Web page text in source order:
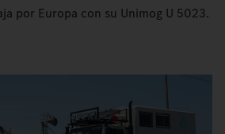
por Europa con su Unimog U 5023.